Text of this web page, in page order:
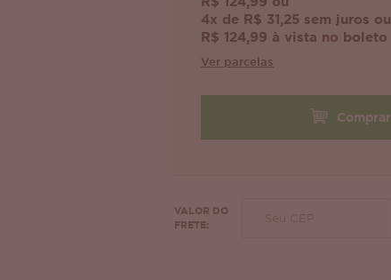
4x de R$ 31,25 sem juros ou
R$ 124,99 à vista no boleto
Ver parcelas
Comprar
VALOR DO
FRETE: